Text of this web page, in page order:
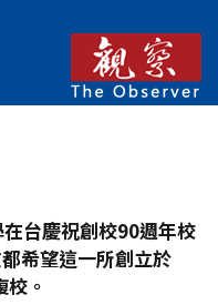
台慶祝創校90週年校
希望這一所創立於
。